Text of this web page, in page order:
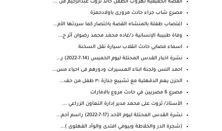
القصة الحقيقية لهروب الطفل خالد ثروت عبدالرحيم من ...
مصرع شاب جراء حادث مرورى باولادحمزة
اغتصاب طفلة بالمنشاه القصة باختصار كما سردتها الأم...
وفاة طبيبة الإنسانية د/غاده محمد محمد رضوان أثر ح...
اسماء مصابي حادث انقلاب سيارة نقل السخنة
نشرة اخبار القدس المحتلة ليوم الخميس (14-7-2022) ر...
احمد النس ولجنة ابناء العسيرات ودورهم فى احياء مس...
الحزن يعم ⁧‫الدقهلية‬⁩ مع تشييع جنازة ٣٠ طفل من حف...
مصرع 6 مصريين في حادث مروع بالامارات
الأستاذ/ ثروت على محمد مدير إدارة التعاون الزراعي ...
نشرة القدس المحتلة ليوم الأحد (17-7-2022) راسم أحم...
(شجرة الدر والخلاطة وبيومي افتدى والوأد الفهلوى )...